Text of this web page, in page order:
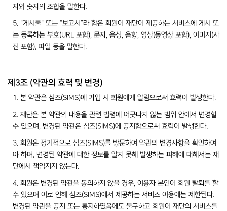
자와 숫자의 조합을 말한다.
5. "게시물" 또는 “보고서”라 함은 회원이 재단이 제공하는 서비스에 게시 또
는 등록하는 부호(URL 포함), 문자, 음성, 음향, 영상(동영상 포함), 이미지(사
진 포함), 파일 등을 말한다.
제3조 (약관의 효력 및 변경)
1. 본 약관은 심즈(SIMS)에 가입 시 회원에게 알림으로써 효력이 발생한다.
2. 재단은 본 약관의 내용을 관련 법령에 어긋나지 않는 범위 안에서 변경할
수 있으며, 변경된 약관은 심즈(SIMS)에 공지함으로써 효력이 발생한다.
3. 회원은 정기적으로 심즈(SIMS)를 방문하여 약관의 변경사항을 확인하여
야 하며, 변경된 약관에 대한 정보를 알지 못해 발생하는 피해에 대해서는 재
단에서 책임지지 않는다.
4. 회원은 변경된 약관을 동의하지 않을 경우, 이용자 본인이 회원 탈퇴를 할
수 있으며 이로 인해 심즈(SIMS)에서 제공하는 서비스 이용에는 제한된다.
변경된 약관을 공지 또는 통지하였음에도 불구하고 회원이 재단의 서비스를